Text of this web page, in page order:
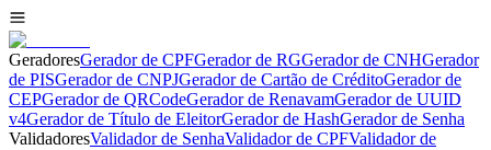
GeradoresGerador de CPFGerador de RGGerador de CNHGerador
de PISGerador de CNPJGerador de Cartão de CréditoGerador de
CEPGerador de QRCodeGerador de RenavamGerador de UUID
v4Gerador de Título de EleitorGerador de HashGerador de Senha
ValidadoresValidador de SenhaValidador de CPFValidador de